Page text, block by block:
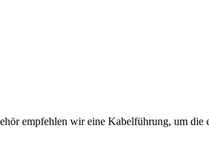
empfehlen wir eine Kabelführung, um die